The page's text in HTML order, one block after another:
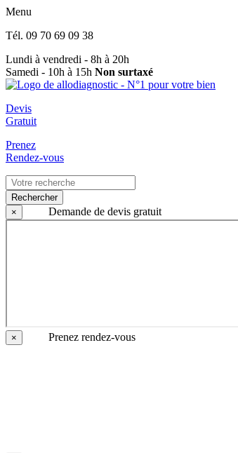
Menu
Tél. 09 70 69 09 38
Lundi à vendredi - 8h à 20h
Samedi - 10h à 15h Non surtaxé
Devis
Gratuit
Prenez
Rendez-vous
Rechercher
×
Demande de devis gratuit
× Prenez rendez-vous